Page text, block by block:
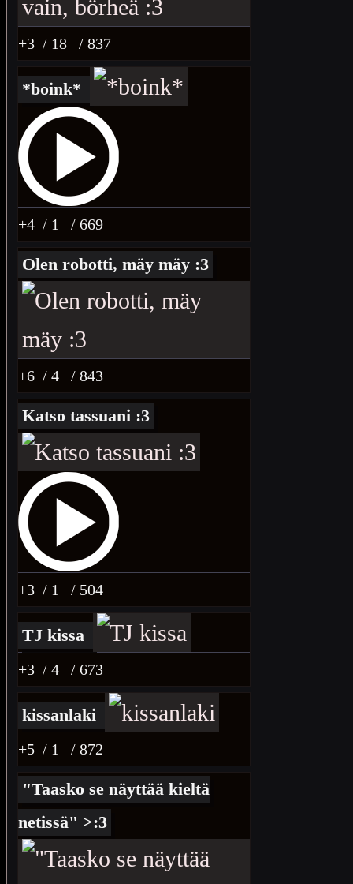
+3 / 18 / 837
*boink*
+4 / 1 / 669
Olen robotti, mäy mäy :3
+6 / 4 / 843
Katso tassuani :3
+3 / 1 / 504
TJ kissa
+3 / 4 / 673
kissanlaki
+5 / 1 / 872
"Taasko se näyttää kieltä
netissä" >:3